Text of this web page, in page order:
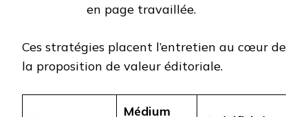
en page travaillée.
Ces stratégies placent l’entretien au cœur de
la proposition de valeur éditoriale.
Médium